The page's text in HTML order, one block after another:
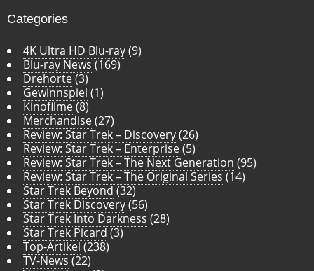
Categories
4K Ultra HD Blu-ray(9)
Blu-ray News (169)
Drehorte(3)
Gewinnspiel (1)
Kinofilme(8)
Merchandise(27)
Review: Star Trek – Discovery(26)
Review: Star Trek – Enterprise(5)
Review: Star Trek – The Next Generation (95)
Review: Star Trek – The Original Series (14)
Star Trek Beyond (32)
Star Trek Discovery(56)
Star Trek Into Darkness (28)
Star Trek Picard (3)
Top-Artikel (238)
TV-News (22)